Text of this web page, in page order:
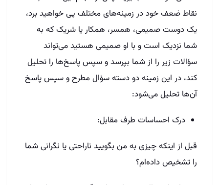
نقاط ضعف خود در زمینه‌های مختلف پی خواهید برد،
یک دوست صمیمی، همسر، همکار یا شریک که به
شما نزدیک است و با او صمیمی هستید می‌تواند
سؤالات زیر را از شما بپرسد و سپس پاسخ‌ها را تحلیل
کند، در این زمینه دو دسته سؤال مطرح و سپس پاسخ
آن‌ها تحلیل می‌شود:
درک احساسات طرف مقابل:
قبل از اینکه چیزی به من بگویید ناراحتی یا نگرانی شما
را تشخیص داده‌ام؟